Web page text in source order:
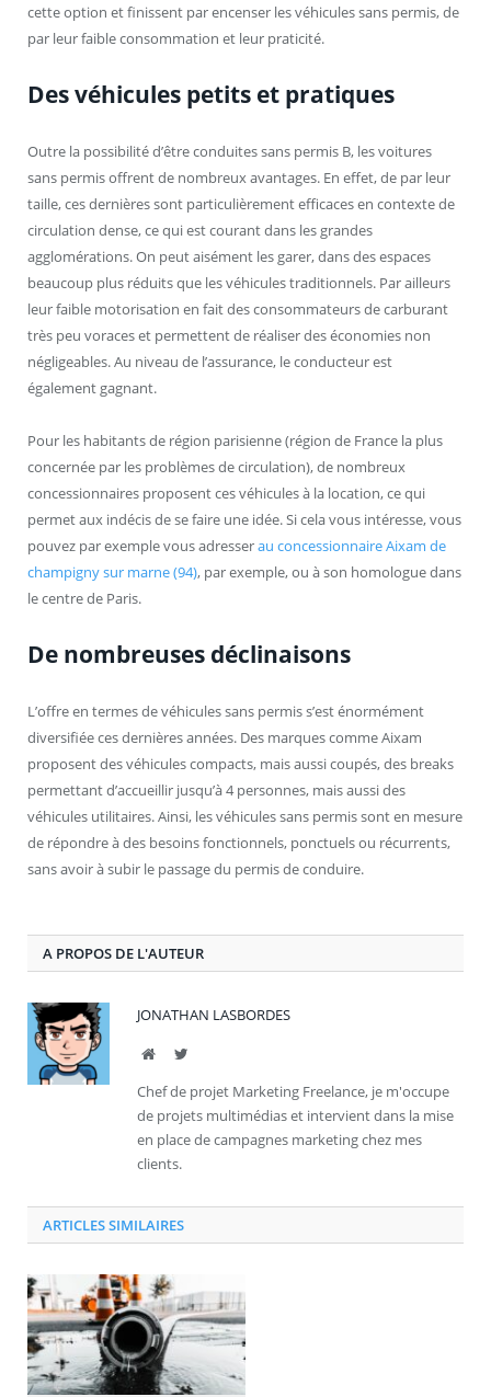
cette option et finissent par encenser les véhicules sans permis, de
par leur faible consommation et leur praticité.
Des véhicules petits et pratiques
Outre la possibilité d’être conduites sans permis B, les voitures
sans permis offrent de nombreux avantages. En effet, de par leur
taille, ces dernières sont particulièrement efficaces en contexte de
circulation dense, ce qui est courant dans les grandes
agglomérations. On peut aisément les garer, dans des espaces
beaucoup plus réduits que les véhicules traditionnels. Par ailleurs
leur faible motorisation en fait des consommateurs de carburant
très peu voraces et permettent de réaliser des économies non
négligeables. Au niveau de l’assurance, le conducteur est
également gagnant.
Pour les habitants de région parisienne (région de France la plus
concernée par les problèmes de circulation), de nombreux
concessionnaires proposent ces véhicules à la location, ce qui
permet aux indécis de se faire une idée. Si cela vous intéresse, vous
pouvez par exemple vous adresserau concessionnaire Aixam de
champigny sur marne (94), par exemple, ou à son homologue dans
le centre de Paris.
De nombreuses déclinaisons
L’offre en termes de véhicules sans permis s’est énormément
diversifiée ces dernières années. Des marques comme Aixam
proposent des véhicules compacts, mais aussi coupés, des breaks
permettant d’accueillir jusqu’à 4 personnes, mais aussi des
véhicules utilitaires. Ainsi, les véhicules sans permis sont en mesure
de répondre à des besoins fonctionnels, ponctuels ou récurrents,
sans avoir à subir le passage du permis de conduire.
A PROPOS DE L'AUTEUR
JONATHAN LASBORDES
Site Twitter
Chef de projet Marketing Freelance, je m'occupe
de projets multimédias et intervient dans la mise
en place de campagnes marketing chez mes
clients.
ARTICLES SIMILAIRES